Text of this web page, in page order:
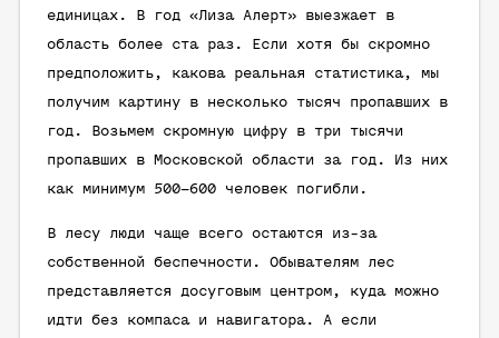
единицах. В год «Лиза Алерт» выезжает в
область более ста раз. Если хотя бы скромно
предположить, какова реальная статистика, мы
получим картину в несколько тысяч пропавших в
год. Возьмем скромную цифру в три тысячи
пропавших в Московской области за год. Из них
как минимум 500–600 человек погибли.
В лесу люди чаще всего остаются из-за
собственной беспечности. Обывателям лес
представляется досуговым центром, куда можно
идти без компаса и навигатора. А если